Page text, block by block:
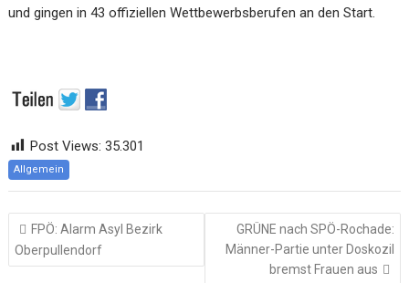
und gingen in 43 offiziellen Wettbewerbsberufen an den Start.
Post Views: 35.301
Allgemein
Beitragsnavigation
FPÖ: Alarm Asyl Bezirk
Oberpullendorf
GRÜNE nach SPÖ-Rochade:
Männer-Partie unter Doskozil
bremst Frauen aus